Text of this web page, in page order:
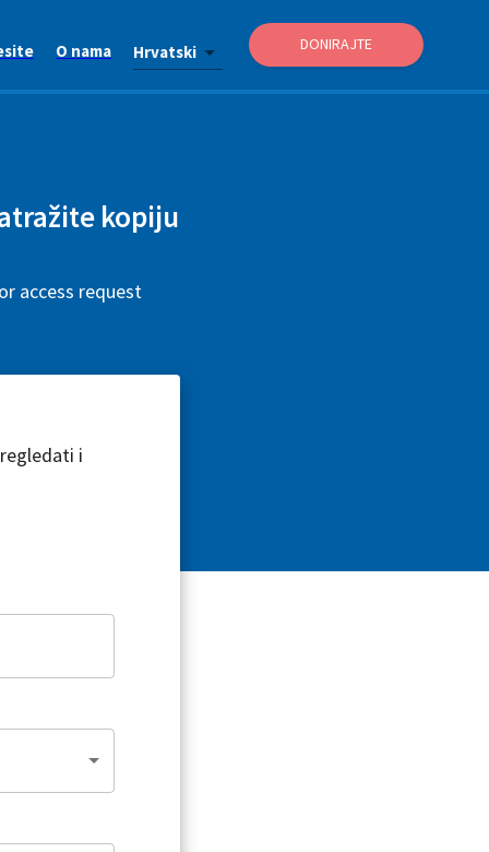
O nama Hrvatski DONIRAJTE
kopiju
access request
i